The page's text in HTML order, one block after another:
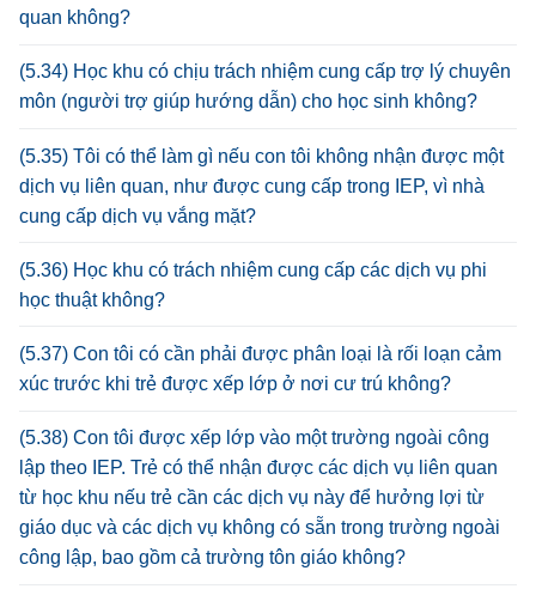
quan không?
(5.34) Học khu có chịu trách nhiệm cung cấp trợ lý chuyên
môn (người trợ giúp hướng dẫn) cho học sinh không?
(5.35) Tôi có thể làm gì nếu con tôi không nhận được một
dịch vụ liên quan, như được cung cấp trong IEP, vì nhà
cung cấp dịch vụ vắng mặt?
(5.36) Học khu có trách nhiệm cung cấp các dịch vụ phi
học thuật không?
(5.37) Con tôi có cần phải được phân loại là rối loạn cảm
xúc trước khi trẻ được xếp lớp ở nơi cư trú không?
(5.38) Con tôi được xếp lớp vào một trường ngoài công
lập theo IEP. Trẻ có thể nhận được các dịch vụ liên quan
từ học khu nếu trẻ cần các dịch vụ này để hưởng lợi từ
giáo dục và các dịch vụ không có sẵn trong trường ngoài
công lập, bao gồm cả trường tôn giáo không?